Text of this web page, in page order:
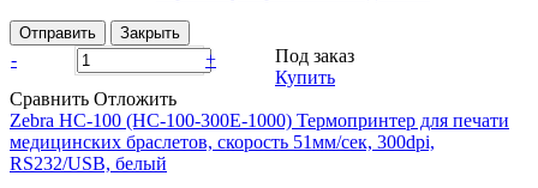
Отправить Закрыть
- +
Под заказ
Купить
Сравнить Отложить
Zebra HC-100 (HC-100-300E-1000) Термопринтер для печати
медицинских браслетов, скорость 51мм/сек, 300dpi,
RS232/USB, белый